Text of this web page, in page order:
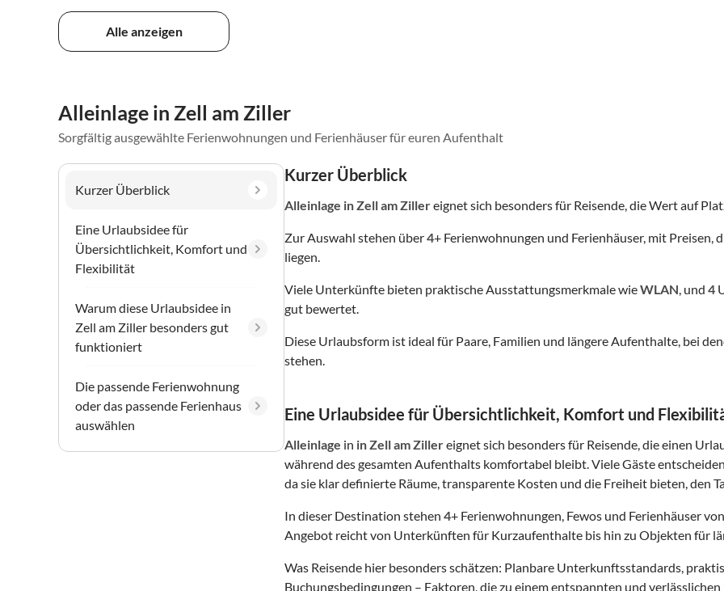
Alle anzeigen
Alleinlage in Zell am Ziller
Sorgfältig ausgewählte Ferienwohnungen und Ferienhäuser für euren Aufenthalt
Kurzer Überblick
Eine Urlaubsidee für
Übersichtlichkeit, Komfort und
Flexibilität
Warum diese Urlaubsidee in
Zell am Ziller besonders gut
funktioniert
Die passende Ferienwohnung
oder das passende Ferienhaus
auswählen
Kurzer Überblick
Alleinlage in Zell am Zillereignet sich besonders für Reisende, die Wert auf
Zur Auswahl stehen über4+ Ferienwohnungen und Ferienhäuser, mit Preisen,
liegen.
Viele Unterkünfte bieten praktische Ausstattungsmerkmale wieWLAN , und 4
gut bewertet.
Diese Urlaubsform ist ideal für Paare, Familien und längere Aufenthalte, bei
stehen.
Eine Urlaubsidee für Übersichtlichkeit, Komfort und
Alleinlage in in Zell am Zillereignet sich besonders für Reisende, die einen
während des gesamten Aufenthalts komfortabel bleibt. Viele Gäste
da sie klar definierte Räume, transparente Kosten und die Freiheit bieten, den
In dieser Destination stehen 4+ Ferienwohnungen, Fewos und Ferienhäuser
Angebot reicht von Unterkünften für Kurzaufenthalte bis hin zu Objekten für
Was Reisende hier besonders schätzen: Planbare Unterkunftsstandards,
Buchungsbedingungen – Faktoren, die zu einem entspannten und